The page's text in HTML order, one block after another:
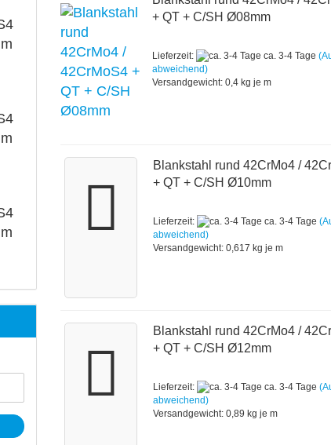
+ QT + C/SH Ø08mm
Lieferzeit: ca. 3-4 Tage
abweichend)
Versandgewicht:0,4 kg je m
Blankstahl rund 42CrMo4 /
+ QT + C/SH Ø10mm
Lieferzeit: ca. 3-4 Tage
abweichend)
Versandgewicht:0,617 kg je m
Blankstahl rund 42CrMo4 /
+ QT + C/SH Ø12mm
Lieferzeit: ca. 3-4 Tage
abweichend)
Versandgewicht:0,89 kg je m